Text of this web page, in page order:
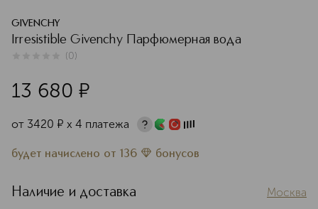
GIVENCHY
Irresistible Givenchy Парфюмерная вода
(0)
13 680 ¤
от 3420 ¤ х 4 платежа
будет начислено от 136 бонусов
Наличие и доставка Москва